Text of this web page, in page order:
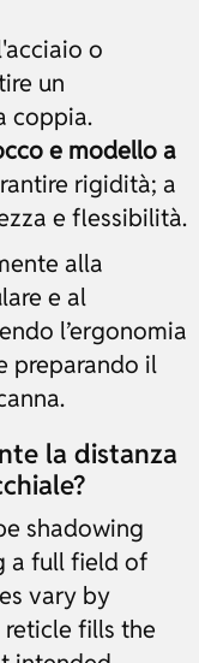
o
un
coppia.
e modello a
rigidità; a
e flessibilità.
alla
e al
l’ergonomia
preparando il
la distanza
shadowing
a full field of
vary by
fills the